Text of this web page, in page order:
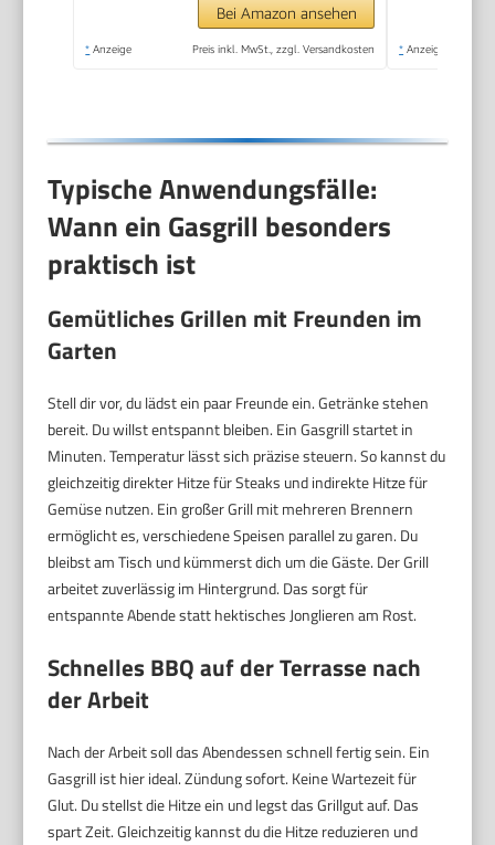
Gehäuse, Gusseisen-
Rost #2070
Bei Amazon ansehen
* Anzeige Preis inkl. MwSt., zzgl. Versandkosten * Anzeige
Typische Anwendungsfälle:
Wann ein Gasgrill besonders
praktisch ist
Gemütliches Grillen mit Freunden im
Garten
Stell dir vor, du lädst ein paar Freunde ein. Getränke stehen
bereit. Du willst entspannt bleiben. Ein Gasgrill startet in
Minuten. Temperatur lässt sich präzise steuern. So kannst du
gleichzeitig direkter Hitze für Steaks und indirekte Hitze für
Gemüse nutzen. Ein großer Grill mit mehreren Brennern
ermöglicht es, verschiedene Speisen parallel zu garen. Du
bleibst am Tisch und kümmerst dich um die Gäste. Der Grill
arbeitet zuverlässig im Hintergrund. Das sorgt für
entspannte Abende statt hektisches Jonglieren am Rost.
Schnelles BBQ auf der Terrasse nach
der Arbeit
Nach der Arbeit soll das Abendessen schnell fertig sein. Ein
Gasgrill ist hier ideal. Zündung sofort. Keine Wartezeit für
Glut. Du stellst die Hitze ein und legst das Grillgut auf. Das
spart Zeit. Gleichzeitig kannst du die Hitze reduzieren und